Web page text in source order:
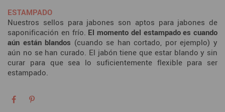
ESTAMPADO
Nuestros sellos para jabones son aptos para jabones de
saponificación en frío. El momento del estampado es cuando
aún están blandos (cuando se han cortado, por ejemplo) y
aún no se han curado. El jabón tiene que estar blando y sin
curar para que sea lo suficientemente flexible para ser
estampado.